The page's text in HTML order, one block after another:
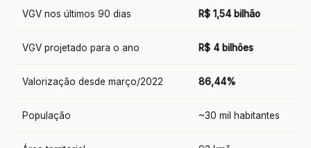
VGV nos últimos 90 dias R$ 1,54 bilhão
VGV projetado para o ano R$ 4 bilhões
Valorização desde março/2022 86,44%
População ~30 mil habitantes